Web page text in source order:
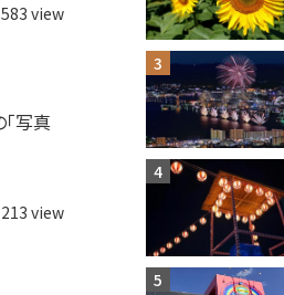
583 view
写真
213 view